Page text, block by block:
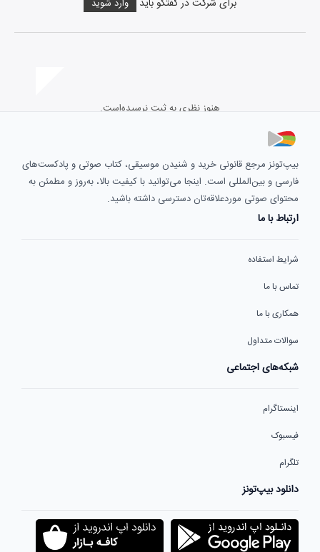
برای شرکت در گفتگو باید وارد شوید
هنوز نظری به ثبت نرسیده‌است.
بیپ‌تونز مرجع قانونی خرید و شنیدن موسیقی، کتاب صوتی و پادکست‌های
فارسی و بین‌المللی است. اینجا می‌توانید با کیفیت بالا، به‌روز و مطمئن به
محتوای صوتی موردعلاقه‌تان دسترسی داشته باشید.
ارتباط با ما
شرایط استفاده
تماس با ما
همکاری با ما
سوالات متداول
شبکه‌های اجتماعی
اینستاگرام
فیسبوک
تلگرام
دانلود بیپ‌تونز